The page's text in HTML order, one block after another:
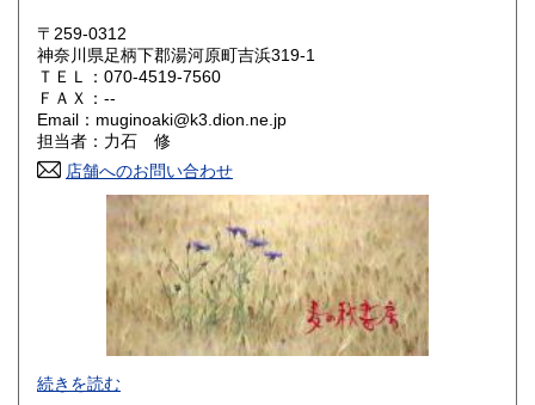
岡山県
山口県 200円
香川県
高知県 200円
200円 長崎県
200円 大分県
200円 鹿児島県
沖縄県
〒259-0312
神奈川県足柄下郡湯河原町吉浜319-1
ＴＥＬ：070-4519-7560
ＦＡＸ：--
Email：muginoaki@k3.dion.ne.jp
担当者：力石 修
店舗へのお問い合わせ
商品をできるだけ早くお手元にお届けすることと、梱包を丁
寧に、を心がけております。
続きを読む